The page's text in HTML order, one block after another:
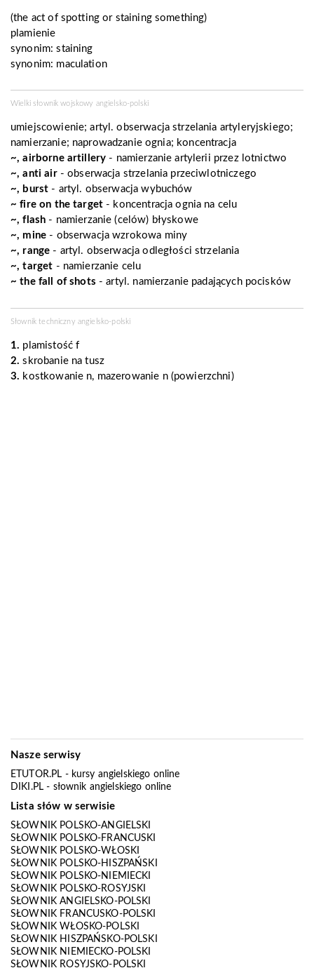
(the act of spotting or staining something)
plamienie
synonim:staining
synonim: maculation
Wielki słownik wojskowy angielsko-polski
umiejscowienie;artyl. obserwacja strzelania artyleryjskiego;
namierzanie; naprowadzanie ognia; koncentracja
~, airborne artillery - namierzanie artylerii przez lotnictwo
~, anti air- obserwacja strzelania przeciwlotniczego
~, burst - artyl. obserwacja wybuchów
~ fire on the target - koncentracja ognia na celu
~, flash - namierzanie (celów) błyskowe
~, mine - obserwacja wzrokowa miny
~, range - artyl. obserwacja odległości strzelania
~, target - namierzanie celu
~ the fall of shots -artyl. namierzanie padających pocisków
Słownik techniczny angielsko-polski
1. plamistość f
2. skrobanie na tusz
3. kostkowanie n, mazerowanie n (powierzchni)
Nasze serwisy
ETUTOR.PL - kursy angielskiego online
DIKI.PL - słownik angielskiego online
Lista słów w serwisie
SŁOWNIK POLSKO-ANGIELSKI
SŁOWNIK POLSKO-FRANCUSKI
SŁOWNIK POLSKO-WŁOSKI
SŁOWNIK POLSKO-HISZPAŃSKI
SŁOWNIK POLSKO-NIEMIECKI
SŁOWNIK POLSKO-ROSYJSKI
SŁOWNIK ANGIELSKO-POLSKI
SŁOWNIK FRANCUSKO-POLSKI
SŁOWNIK WŁOSKO-POLSKI
SŁOWNIK HISZPAŃSKO-POLSKI
SŁOWNIK NIEMIECKO-POLSKI
SŁOWNIK ROSYJSKO-POLSKI